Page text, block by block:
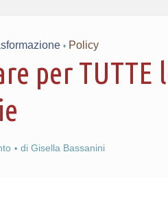
• Policy
per TUTTE
di Gisella Bassanini